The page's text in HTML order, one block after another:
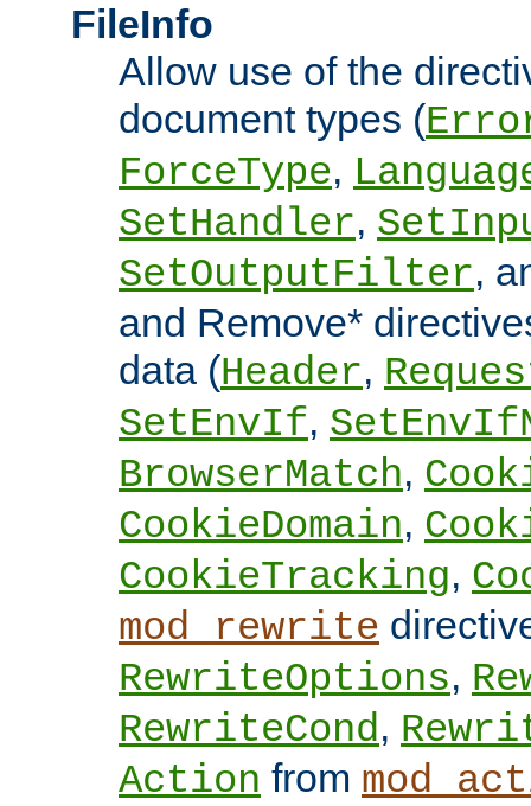
FileInfo
Allow use of the
document types (
ForceType,
SetHandler,
SetOutputFilter,
and Remove*
data (Header,
SetEnvIf,
BrowserMatch,
CookieDomain,
CookieTracking,
mod_rewrite
RewriteOptions,
RewriteCond,
Action from